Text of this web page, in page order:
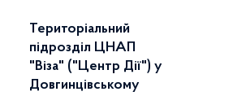
Територіальний
підрозділ ЦНАП
"Віза" ("Центр Дії") у
Довгинцівському